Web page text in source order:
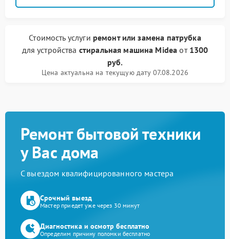
Стоимость услуги ремонт или замена патрубка
для устройства стиральная машина Midea от 1300
руб.
Цена актуальна на текущую дату 07.08.2026
Ремонт бытовой техники
у Вас дома
С выездом квалифицированного мастера
Срочный выезд
Мастер приедет уже через 30 минут
Диагностика и осмотр бесплатно
Определим причину поломки бесплатно